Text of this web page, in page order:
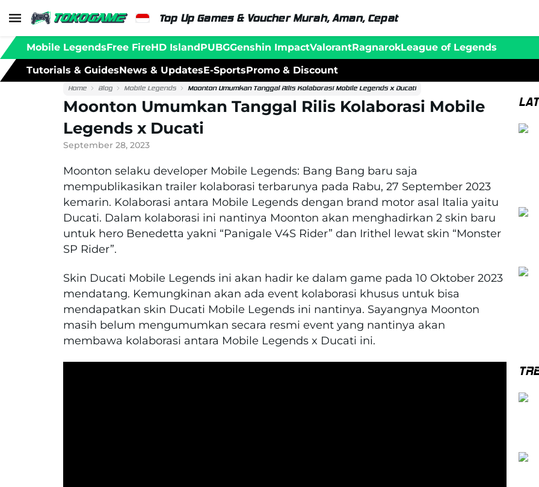
Top Up Games & Voucher Murah, Aman, Cepat
Mobile LegendsFree FireHD IslandPUBGGenshin ImpactValorantRagnarokLeague of Legends
Tutorials & GuidesNews & UpdatesE-SportsPromo & Discount
Home Blog Mobile Legends Moonton Umumkan Tanggal Rilis Kolaborasi Mobile Legends x Ducati
Moonton Umumkan Tanggal Rilis Kolaborasi Mobile
Legends x Ducati
September 28, 2023
Moonton selaku developer Mobile Legends: Bang Bang baru saja
mempublikasikan trailer kolaborasi terbarunya pada Rabu, 27 September 2023
kemarin. Kolaborasi antara Mobile Legends dengan brand motor asal Italia yaitu
Ducati. Dalam kolaborasi ini nantinya Moonton akan menghadirkan 2 skin baru
untuk hero Benedetta yakni “Panigale V4S Rider” dan Irithel lewat skin “Monster
SP Rider”.
Skin Ducati Mobile Legends ini akan hadir ke dalam game pada 10 Oktober 2023
mendatang. Kemungkinan akan ada event kolaborasi khusus untuk bisa
mendapatkan skin Ducati Mobile Legends ini nantinya. Sayangnya Moonton
masih belum mengumumkan secara resmi event yang nantinya akan
membawa kolaborasi antara Mobile Legends x Ducati ini.